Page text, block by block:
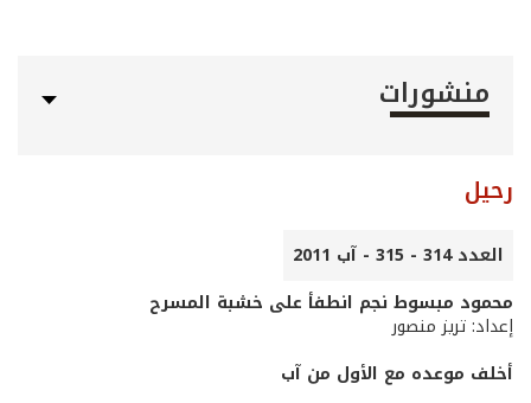
منشورات
رحيل
العدد 314 - 315 - آب 2011
محمود مبسوط نجم انطفأ على خشبة المسرح
إعداد: تريز منصور
أخلف موعده مع الأول من آب